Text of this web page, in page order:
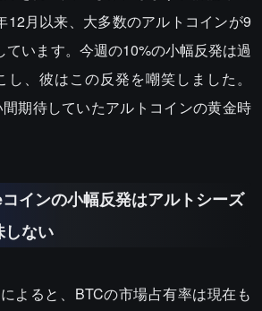
12月以来、大多数のアルトコインが9
ています。今週の10%の小幅反発は過
、彼はこの反発を嘲笑しました。
間期待していたアルトコインの黄金時
インの小幅反発はアルトシーズ
しない
よると、BTCの市場占有率は現在も